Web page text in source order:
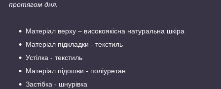
протягом дня.
Матеріал верху – високоякісна натуральна шкіра
Матеріал підкладки - текстиль
Устілка - текстиль
Матеріал підошви - поліуретан
Застібка - шнурівка